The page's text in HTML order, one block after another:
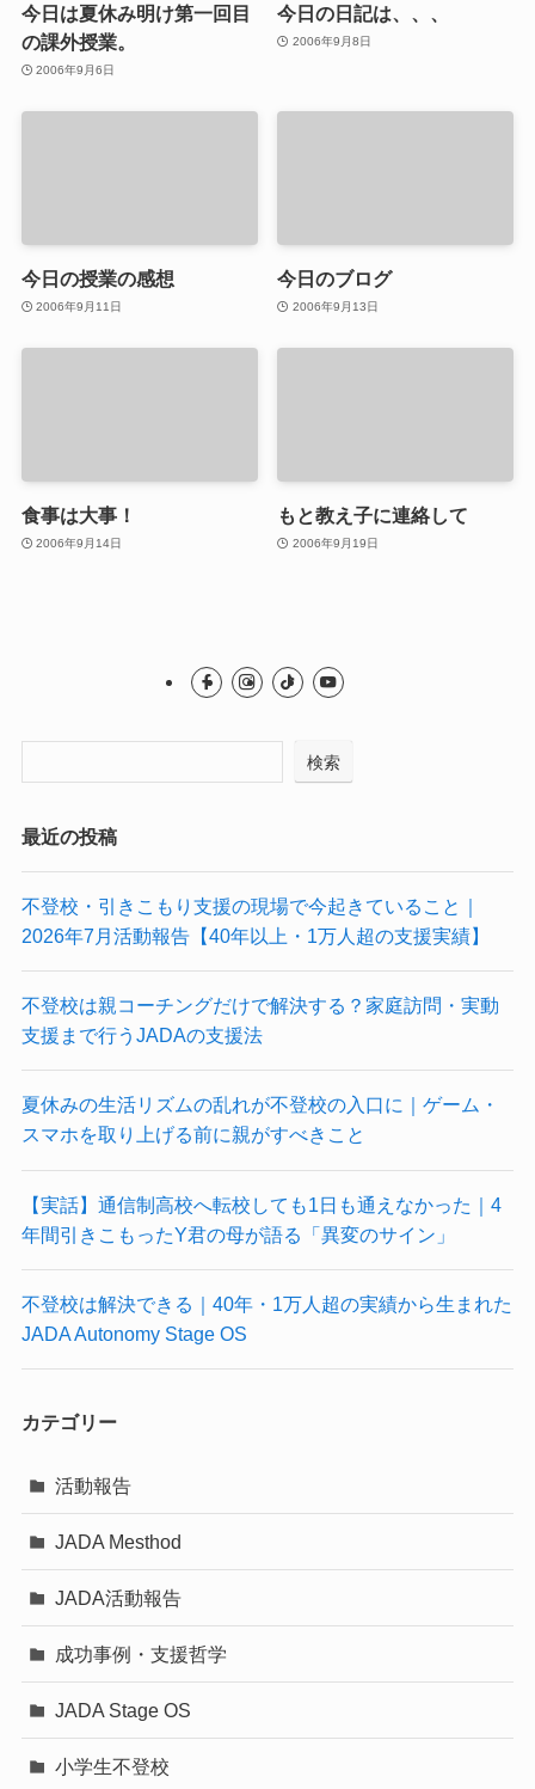
今日は夏休み明け第一回目
の課外授業。
2006年9月6日
今日の日記は、、、
2006年9月8日
今日の授業の感想
2006年9月11日
今日のブログ
2006年9月13日
食事は大事！
2006年9月14日
もと教え子に連絡して
2006年9月19日
検索
最近の投稿
不登校・引きこもり支援の現場で今起きていること｜
2026年7月活動報告【40年以上・1万人超の支援実績】
不登校は親コーチングだけで解決する？家庭訪問・実動
支援まで行うJADAの支援法
夏休みの生活リズムの乱れが不登校の入口に｜ゲーム・
スマホを取り上げる前に親がすべきこと
【実話】通信制高校へ転校しても1日も通えなかった｜4
年間引きこもったY君の母が語る「異変のサイン」
不登校は解決できる｜40年・1万人超の実績から生まれた
JADA Autonomy Stage OS
カテゴリー
活動報告
JADA Mesthod
JADA活動報告
成功事例・支援哲学
JADA Stage OS
小学生不登校